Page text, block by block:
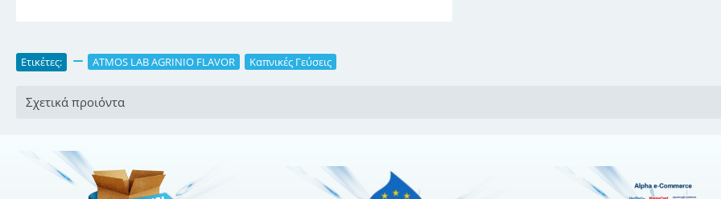
Ετικέτες: ATMOS LAB AGRINIO FLAVOR Καπνικές Γεύσεις
Σχετικά προιόντα